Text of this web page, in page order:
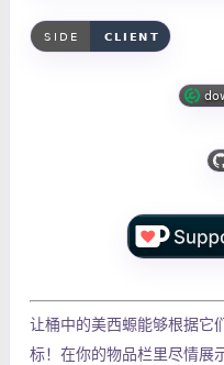
让桶中的美西螈能够根据它
标！在你的物品栏里尽情展